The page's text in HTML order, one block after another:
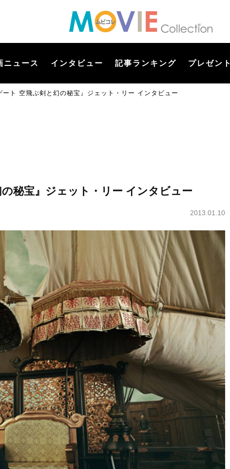
ニュース インタビュー 記事ランキング プレゼント
ート 空飛ぶ剣と幻の秘宝』ジェット・リー インタビュー
秘宝』ジェット・リー インタビュー
2013.01.10